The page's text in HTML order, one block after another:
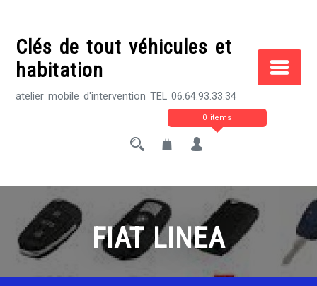
contentClés de tout véhicules et
habitation
atelier mobile d'intervention TEL 06.64.93.33.34
0 items
FIAT LINEA